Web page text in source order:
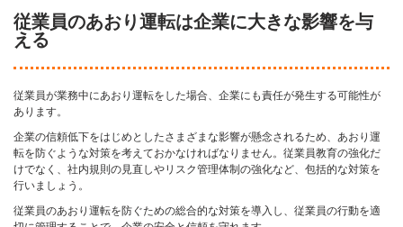
従業員のあおり運転は企業に大きな影響を与
える
従業員が業務中にあおり運転をした場合、企業にも責任が発生する可能性が
あります。
企業の信頼低下をはじめとしたさまざまな影響が懸念されるため、あおり運
転を防ぐような対策を考えておかなければなりません。従業員教育の強化だ
けでなく、社内規則の見直しやリスク管理体制の強化など、包括的な対策を
行いましょう。
従業員のあおり運転を防ぐための総合的な対策を導入し、従業員の行動を適